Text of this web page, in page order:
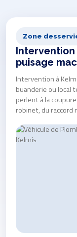
Zone
Intervention
puisage
Intervention à
buanderie ou local
perlent à la
robinet, du raccord